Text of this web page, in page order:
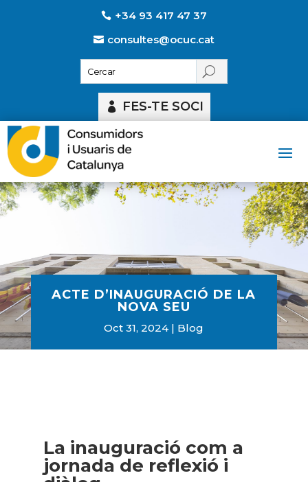
+34 93 417 47 37
consultes@ocuc.cat
FES-TE SOCI
ACTE D’INAUGURACIÓ DE LA
NOVA SEU
Oct 31, 2024 Blog
La inauguració com a
jornada de reflexió i